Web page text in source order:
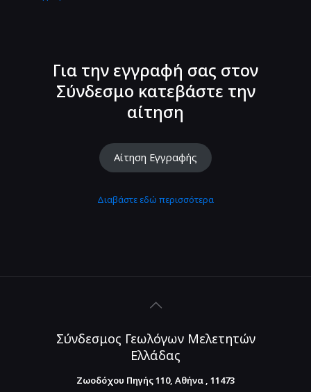
Για την εγγραφή σας στον
Σύνδεσμο κατεβάστε την
αίτηση
Αίτηση Εγγραφής
Διαβάστε εδώ περισσότερα
Σύνδεσμος Γεωλόγων Μελετητών
Ελλάδας
Ζωοδόχου Πηγής 110, Αθήνα , 11473